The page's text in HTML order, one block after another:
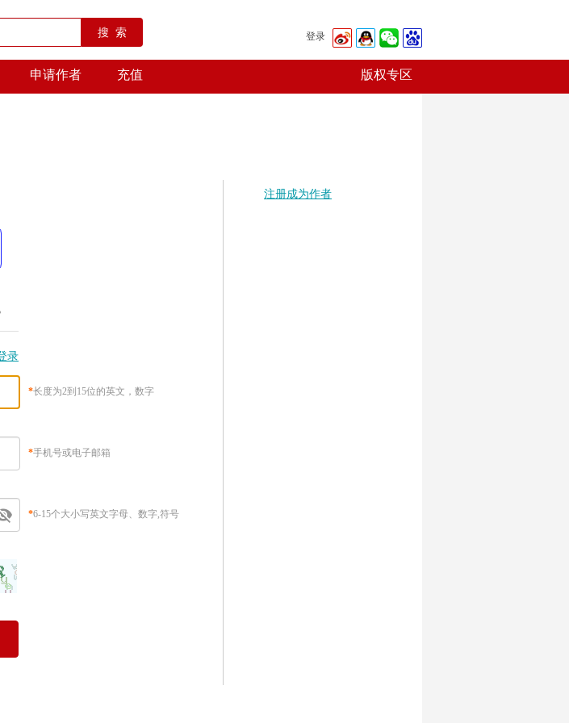
搜 索 登录
申请作者 充值 版权专区
录
*长度为2到15位的英文，数字
*手机号或电子邮箱
*6-15个大小写英文字母、数字,符号
注册成为作者